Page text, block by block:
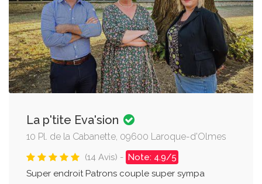
La p'tite Eva'sion
10 Pl. de la Cabanette, 09600 Laroque-d'Olmes
(14 Avis) - Note: 4.9/5
Super endroit Patrons couple super sympa